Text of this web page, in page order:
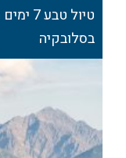
טיול
בסלובקיה